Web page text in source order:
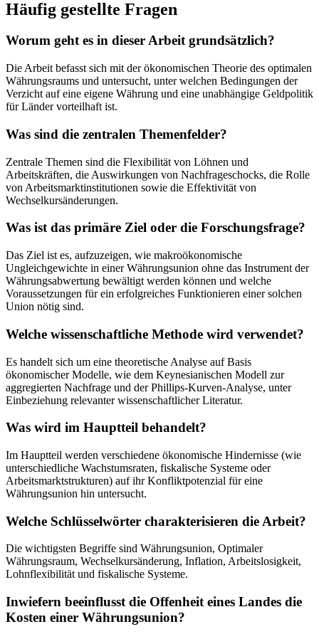
Häufig gestellte Fragen
Worum geht es in dieser Arbeit grundsätzlich?
Die Arbeit befasst sich mit der ökonomischen Theorie des optimalen
Währungsraums und untersucht, unter welchen Bedingungen der
Verzicht auf eine eigene Währung und eine unabhängige Geldpolitik
für Länder vorteilhaft ist.
Was sind die zentralen Themenfelder?
Zentrale Themen sind die Flexibilität von Löhnen und
Arbeitskräften, die Auswirkungen von Nachfrageschocks, die Rolle
von Arbeitsmarktinstitutionen sowie die Effektivität von
Wechselkursänderungen.
Was ist das primäre Ziel oder die Forschungsfrage?
Das Ziel ist es, aufzuzeigen, wie makroökonomische
Ungleichgewichte in einer Währungsunion ohne das Instrument der
Währungsabwertung bewältigt werden können und welche
Voraussetzungen für ein erfolgreiches Funktionieren einer solchen
Union nötig sind.
Welche wissenschaftliche Methode wird verwendet?
Es handelt sich um eine theoretische Analyse auf Basis
ökonomischer Modelle, wie dem Keynesianischen Modell zur
aggregierten Nachfrage und der Phillips-Kurven-Analyse, unter
Einbeziehung relevanter wissenschaftlicher Literatur.
Was wird im Hauptteil behandelt?
Im Hauptteil werden verschiedene ökonomische Hindernisse (wie
unterschiedliche Wachstumsraten, fiskalische Systeme oder
Arbeitsmarktstrukturen) auf ihr Konfliktpotenzial für eine
Währungsunion hin untersucht.
Welche Schlüsselwörter charakterisieren die Arbeit?
Die wichtigsten Begriffe sind Währungsunion, Optimaler
Währungsraum, Wechselkursänderung, Inflation, Arbeitslosigkeit,
Lohnflexibilität und fiskalische Systeme.
Inwiefern beeinflusst die Offenheit eines Landes die
Kosten einer Währungsunion?